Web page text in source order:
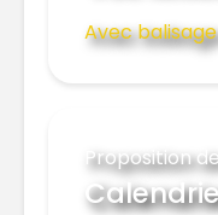
Avec balisage
Proposition